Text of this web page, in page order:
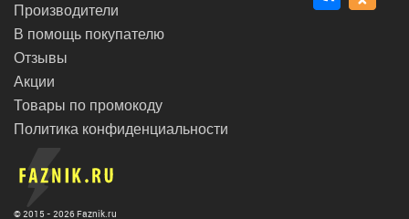
Производители
В помощь покупателю
Отзывы
Акции
Товары по промокоду
Политика конфиденциальности
© 2015 - 2026 Faznik.ru